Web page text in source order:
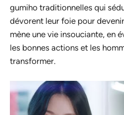
gumiho traditionnelles qui
dévorent leur foie pour
mène une vie insouciante, en
les bonnes actions et les
transformer.